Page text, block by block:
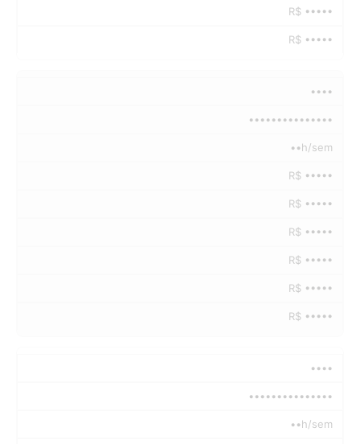
R$ •••••
R$ •••••
••••
•••••••••••••••
••h/sem
R$ •••••
R$ •••••
R$ •••••
R$ •••••
R$ •••••
R$ •••••
••••
•••••••••••••••
••h/sem